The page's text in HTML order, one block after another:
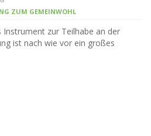
ZUM GEMEINWOHL
Instrument zur Teilhabe an der
ist nach wie vor ein großes